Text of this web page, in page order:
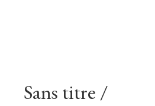
Sans titre /